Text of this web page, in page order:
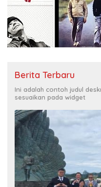
Berita Terbaru
Ini adalah contoh judul
sesuaikan pada widget